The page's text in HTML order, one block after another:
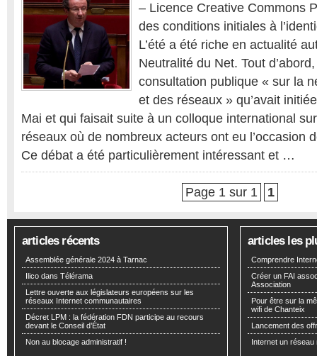
– Licence Creative Commons
des conditions initiales à
L’été a été riche en actualité
Neutralité du Net. Tout
consultation publique « sur la
et des réseaux » qu’avait
Mai et qui faisait suite à un colloque international
réseaux où de nombreux acteurs ont eu l’occasion
Ce débat a été particulièrement intéressant et …
Page 1 sur 1 1
articles récents
Assemblée générale 2024 à Tarnac
Ilico dans Télérama
Lettre ouverte aux législateurs européens sur les
réseaux Internet communautaires
Décret LPM : la fédération FDN participe au recours
devant le Conseil d’État
Non au blocage administratif !
articles les
Comprendre
Créer un FAI
Association
Pour être sur la
wifi de Chanteix
Lancement des
Internet un